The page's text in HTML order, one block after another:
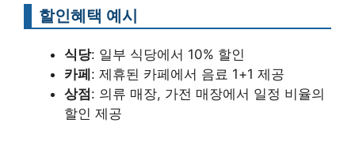
할인혜택 예시
식당: 일부 식당에서 10% 할인
카페: 제휴된 카페에서 음료 1+1 제공
상점: 의류 매장, 가전 매장에서 일정 비율의
할인 제공